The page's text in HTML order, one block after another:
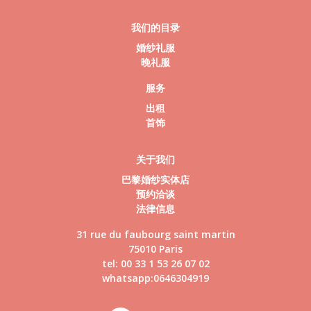
我们的目录
婚纱礼服
晚礼服
服务
出租
首饰
关于我们
巴黎婚纱实体店
预约洽谈
法律信息
31 rue du faubourg saint martin
75010 Paris
tel: 00 33 1 53 26 07 02
whatsapp:0646304919